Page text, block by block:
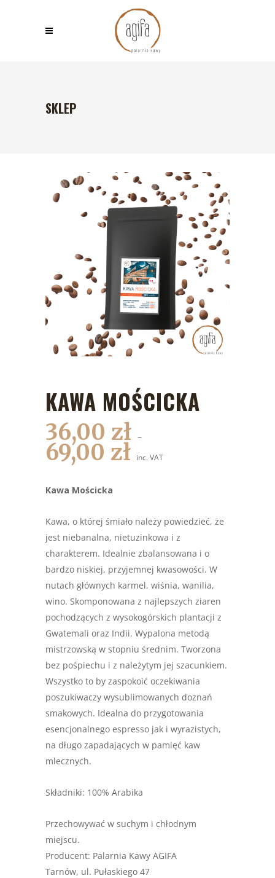
SKLEP
KAWA MOŚCICKA
36,00 zł –
69,00 zł inc. VAT
Kawa Mościcka
Kawa, o której śmiało należy powiedzieć, że
jest niebanalna, nietuzinkowa i z
charakterem. Idealnie zbalansowana i o
bardzo niskiej, przyjemnej kwasowości. W
nutach głównych karmel, wiśnia, wanilia,
wino. Skomponowana z najlepszych ziaren
pochodzących z wysokogórskich plantacji z
Gwatemali oraz Indii. Wypalona metodą
mistrzowską w stopniu średnim. Tworzona
bez pośpiechu i z należytym jej szacunkiem.
Wszystko to by zaspokoić oczekiwania
poszukiwaczy wysublimowanych doznań
smakowych. Idealna do przygotowania
esencjonalnego espresso jak i wyrazistych,
na długo zapadających w pamięć kaw
mlecznych.
Składniki: 100% Arabika
Przechowywać w suchym i chłodnym
miejscu.
Producent: Palarnia Kawy AGIFA
Tarnów, ul. Pułaskiego 47